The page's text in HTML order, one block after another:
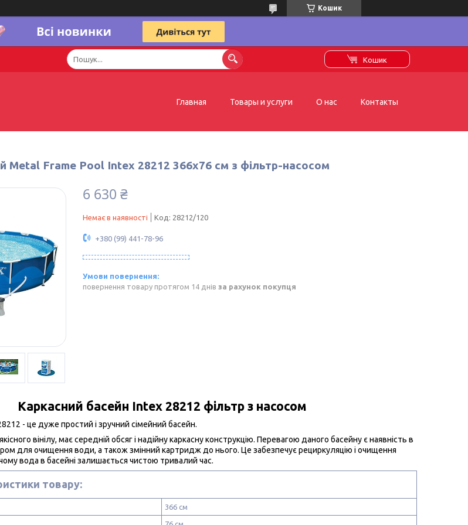
Кошик
Кошик
Главная Товары и услуги О нас Контакты
Metal Frame Pool Intex 28212 366х76 см з фільтр-насосом
6 630 ₴
Немає в наявності Код: 28212/120
+380 (99) 441-78-96
повернення товару протягом 14 днів за рахунок покупця
Каркасний басейн Intex 28212 фільтр з насосом
- це дуже простий і зручний сімейний басейн.
вінілу, має середній обсяг і надійну каркасну конструкцію. Перевагою даного басейну є наявність в
для очищення води, а також змінний картридж до нього. Це забезпечує рециркуляцію і очищення
вода в басейні залишається чистою тривалий час.
товару:
366 см